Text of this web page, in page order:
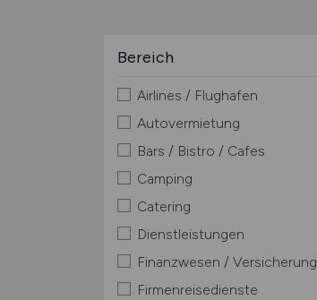
Bereich
Airlines / Flughafen
Autovermietung
Bars / Bistro / Cafes
Camping
Catering
Dienstleistungen
Finanzwesen / Versicherung
Firmenreisedienste